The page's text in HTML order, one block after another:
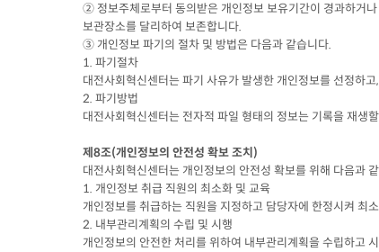
② 정보주체로부터 동의받은 개인정보 보유기간이 경과하거
보관장소를 달리하여 보존합니다.
③ 개인정보 파기의 절차 및 방법은 다음과 같습니다.
1. 파기절차
대전사회혁신센터는 파기 사유가 발생한 개인정보를 선정하
2. 파기방법
대전사회혁신센터는 전자적 파일 형태의 정보는 기록을 재생
제8조(개인정보의 안전성 확보 조치)
대전사회혁신센터는 개인정보의 안전성 확보를 위해 다음과
1. 개인정보 취급 직원의 최소화 및 교육
개인정보를 취급하는 직원을 지정하고 담당자에 한정시켜 최
2. 내부관리계획의 수립 및 시행
개인정보의 안전한 처리를 위하여 내부관리계획을 수립하고